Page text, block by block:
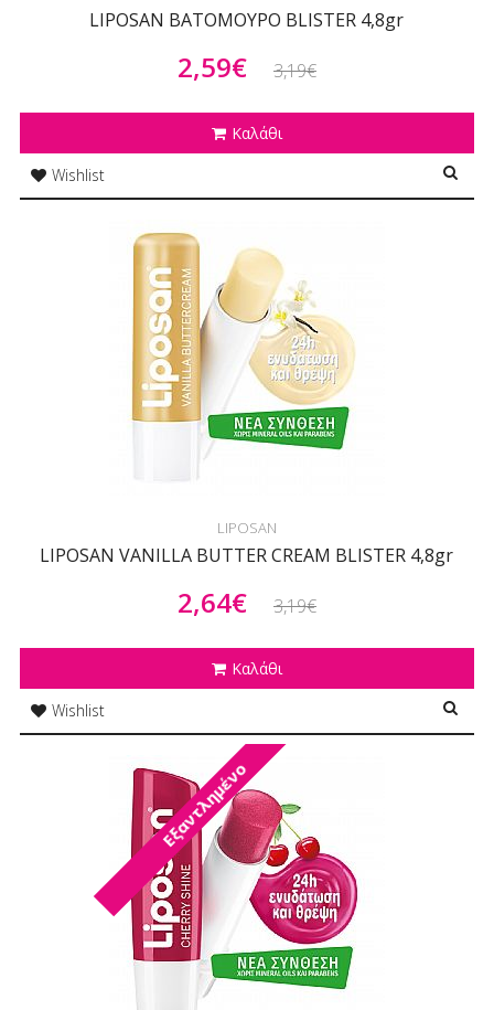
LIPOSAN ΒΑΤΟΜΟΥΡΟ BLISTER 4,8gr
2,59€ 3,19€
Καλάθι
Wishlist
LIPOSAN
LIPOSAN VANILLA BUTTER CREAM BLISTER 4,8gr
2,64€ 3,19€
Καλάθι
Wishlist
Εξαντλημένο